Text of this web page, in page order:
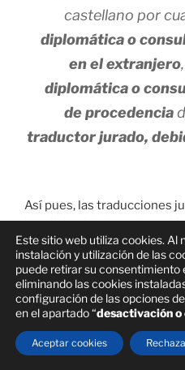
castellano por
diplomática o
en el extranjero
diplomática o
de procedencia
traductor jurado,
Así pues, las traducciones
la solicitud de
realizar:
–un traductor jurado,
inscrito en España
– la representación
español en el extranjero
Este sitio web utiliza cookies. Al
instalación y utilización de las
puede retirar su
eliminando las cookies
configuración de las opciones
en el apartado “desactivación
Aceptar cookies